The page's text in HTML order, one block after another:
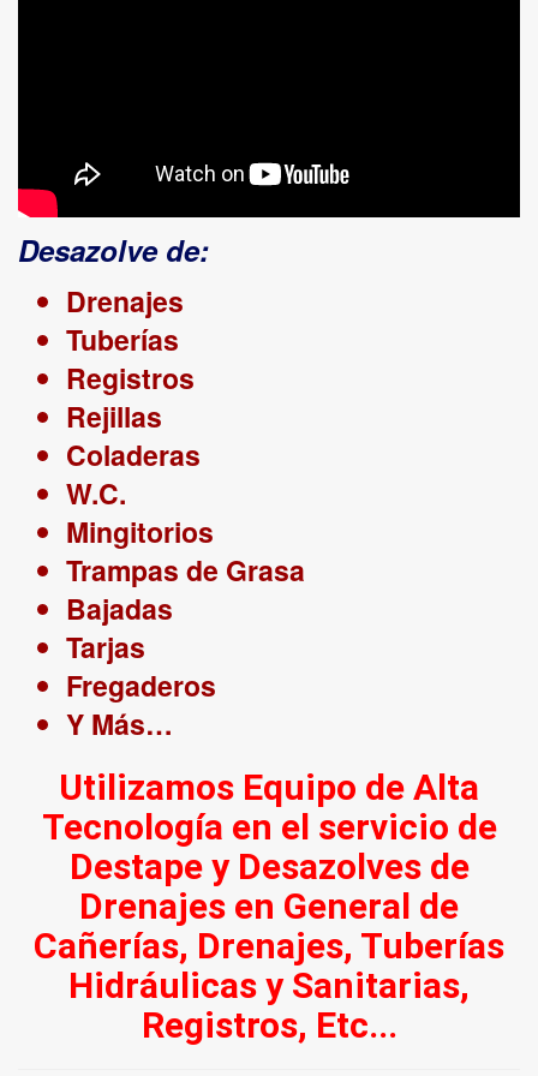
Desazolve de:
Drenajes
Tuberías
Registros
Rejillas
Coladeras
W.C.
Mingitorios
Trampas de Grasa
Bajadas
Tarjas
Fregaderos
Y Más…
Utilizamos Equipo de Alta
Tecnología en el servicio de
Destape y Desazolves de
Drenajes en General de
Cañerías, Drenajes, Tuberías
Hidráulicas y Sanitarias,
Registros, Etc...